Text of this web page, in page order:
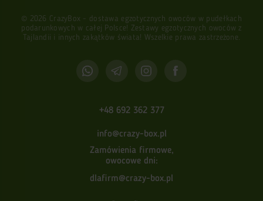
© 2026 CrazyBox - dostawa egzotycznych owoców w pudełkach
podarunkowych w całej Polsce! Zestawy egzotycznych owoców z
Tajlandii i innych zakątków świata! Wszelkie prawa zastrzeżone.
+48 692 362 377
info@crazy-box.pl
Zamówienia firmowe,
owocowe dni:
dlafirm@crazy-box.pl